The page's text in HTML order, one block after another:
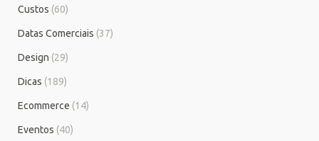
Custos (60)
Datas Comerciais (37)
Design (29)
Dicas (189)
Ecommerce (14)
Eventos (40)